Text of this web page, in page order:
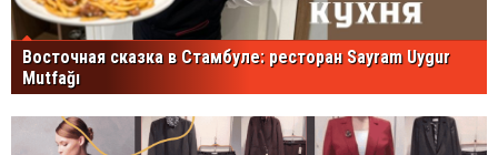
Восточная сказка в Стамбуле: ресторан Sayram Uygur
Mutfağı